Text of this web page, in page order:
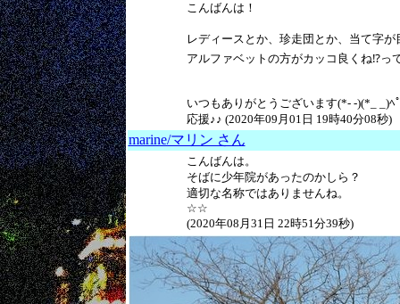
こんばんは！
レディースとか、珍走団とか、当て字が
アルファベットの方がカッコ良くね⁉っ
いつもありがとうございます(*- -)(*_ _)ﾍ
応援♪♪ (2020年09月01日 19時40分08秒)
marine/マリン さん
こんばんは。
そばに少年院があったのかしら？
適切な名称ではありませんね。
☆☆
(2020年08月31日 22時51分39秒)